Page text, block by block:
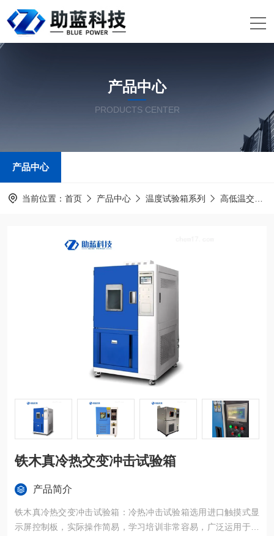
产品中心
PRODUCTS CENTER
产品中心
当前位置： 首页 产品中心 温度试验箱系列 高低温交变湿热试验箱
铁木真冷热交变冲击试验箱
产品简介
铁木真冷热交变冲击试验箱：冷热冲击试验箱选用进口触摸式显
示屏控制板，实际操作简易，学习培训非常容易，广泛运用于半